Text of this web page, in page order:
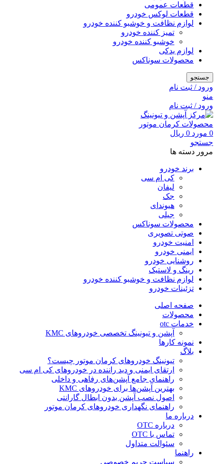
قطعات عمومی
قطعات لوکس خودرو
لوازم نظافت و خوشبو کننده خودرو
تمیز کننده خودرو
خوشبو کننده خودرو
لوازم یدکی
محصولات سوناکس
جستجو
ورود / ثبت نام
منو
ورود / ثبت نام
0 مورد 0 ریال
جستجو
مرور دسته ها
برند خودرو
کی ام سی
لیفان
جک
هیوندای
جیلی
محصولات سوناکس
صوتی تصویری
امنیت خودرو
ایمنی خودرو
روشنایی خودرو
رینگ و لاستیک
لوازم نظافت و خوشبو کننده خودرو
تزئینات خودرو
صفحه اصلی
محصولات
خدمات otc
آپشن و تیونینگ تخصصی خودروهای KMC
نمونه کارها
بلاگ
تیونینگ خودروهای کرمان موتور چیست؟
ارتقای ایمنی و دید راننده در خودروهای کی ام سی
راهنمای جامع آپشن‌های رفاهی و داخلی
بهترین آپشن‌ها برای خودروهای KMC
اصول نصب آپشن بدون ابطال گارانتی
راهنمای نگهداری خودروهای کرمان موتور
درباره ما
درباره OTC
تماس با OTC
سئوالت متداول
راهنما
سیاست حریم خصوصی